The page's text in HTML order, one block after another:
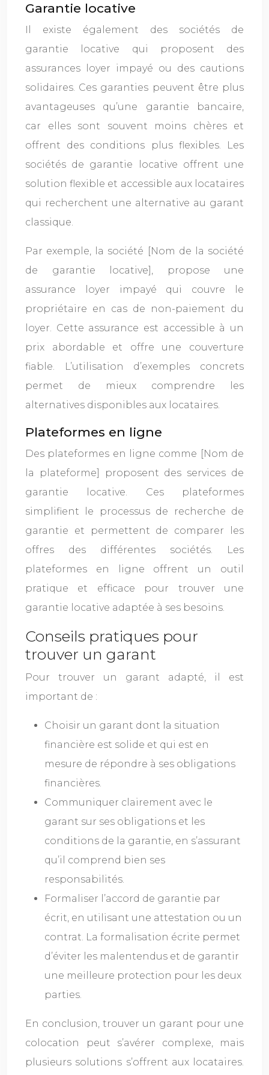
Garantie locative
Il existe également des sociétés de
garantie locative qui proposent des
assurances loyer impayé ou des cautions
solidaires. Ces garanties peuvent être plus
avantageuses qu’une garantie bancaire,
car elles sont souvent moins chères et
offrent des conditions plus flexibles. Les
sociétés de garantie locative offrent une
solution flexible et accessible aux locataires
qui recherchent une alternative au garant
classique.
Par exemple, la société [Nom de la société
de garantie locative], propose une
assurance loyer impayé qui couvre le
propriétaire en cas de non-paiement du
loyer. Cette assurance est accessible à un
prix abordable et offre une couverture
fiable. L’utilisation d’exemples concrets
permet de mieux comprendre les
alternatives disponibles aux locataires.
Plateformes en ligne
Des plateformes en ligne comme [Nom de
la plateforme] proposent des services de
garantie locative. Ces plateformes
simplifient le processus de recherche de
garantie et permettent de comparer les
offres des différentes sociétés. Les
plateformes en ligne offrent un outil
pratique et efficace pour trouver une
garantie locative adaptée à ses besoins.
Conseils pratiques pour
trouver un garant
Pour trouver un garant adapté, il est
important de :
Choisir un garant dont la situation
financière est solide et qui est en
mesure de répondre à ses obligations
financières.
Communiquer clairement avec le
garant sur ses obligations et les
conditions de la garantie, en s’assurant
qu’il comprend bien ses
responsabilités.
Formaliser l’accord de garantie par
écrit, en utilisant une attestation ou un
contrat. La formalisation écrite permet
d’éviter les malentendus et de garantir
une meilleure protection pour les deux
parties.
En conclusion, trouver un garant pour une
colocation peut s’avérer complexe, mais
plusieurs solutions s’offrent aux locataires.